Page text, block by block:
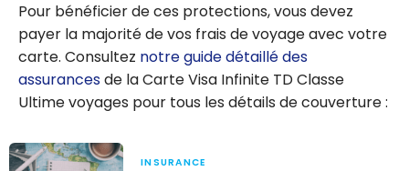
Pour bénéficier de ces protections, vous devez
payer la majorité de vos frais de voyage avec votre
carte. Consultez notre guide détaillé des
assurancesde la Carte Visa Infinite TD Classe
Ultime voyages pour tous les détails de couverture :
INSURANCE